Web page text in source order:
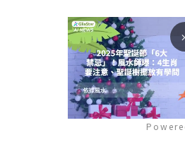
arrow_forward_ios